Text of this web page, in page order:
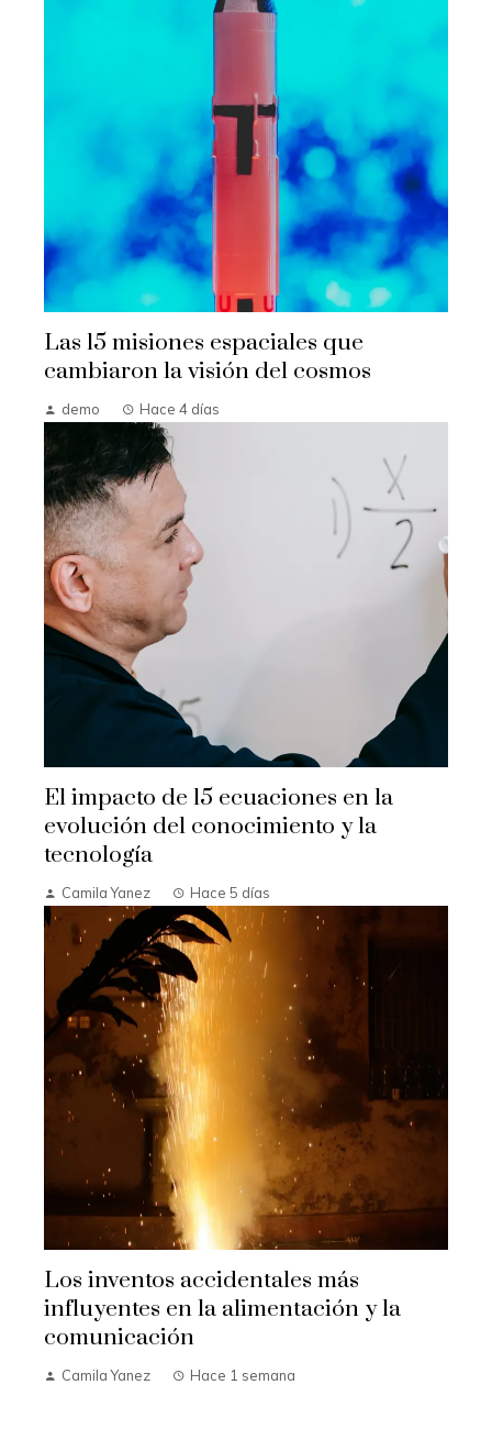
Las 15 misiones espaciales que
cambiaron la visión del cosmos
demo Hace 4 días
El impacto de 15 ecuaciones en la
evolución del conocimiento y la
tecnología
Camila Yanez Hace 5 días
Los inventos accidentales más
influyentes en la alimentación y la
comunicación
Camila Yanez Hace 1 semana